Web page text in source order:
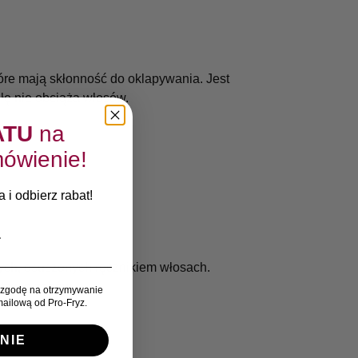
mają skłonność do oklapywania. Jest
nie obciąża włosów.
osuszonych ręcznikiem włosach.
zębów.
na
i odbierz rabat!
na otrzymywanie
od Pro-Fryz.